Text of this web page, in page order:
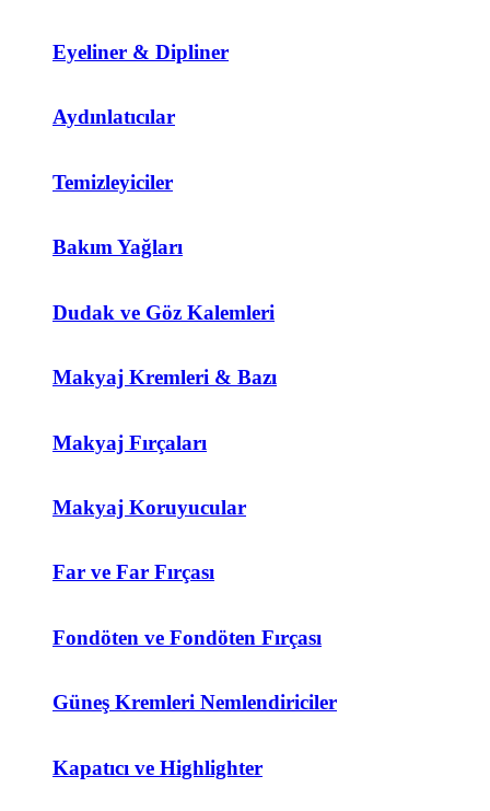
Eyeliner & Dipliner
Aydınlatıcılar
Temizleyiciler
Bakım Yağları
Dudak ve Göz Kalemleri
Makyaj Kremleri & Bazı
Makyaj Fırçaları
Makyaj Koruyucular
Far ve Far Fırçası
Fondöten ve Fondöten Fırçası
Güneş Kremleri Nemlendiriciler
Kapatıcı ve Highlighter